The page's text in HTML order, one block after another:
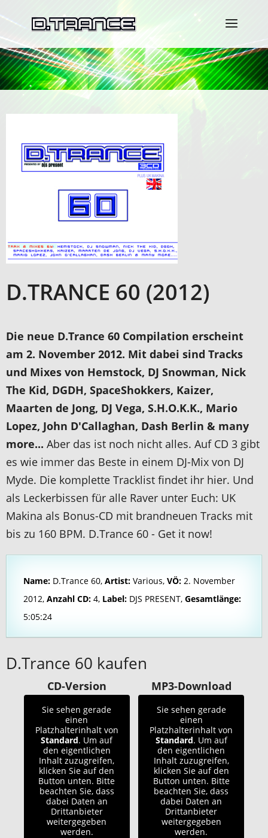
D.TRANCE 60 (2012)
Die neue D.Trance 60 Compilation erscheint
am 2. November 2012. Mit dabei sind Tracks
und Mixes von Hemstock, DJ Snowman, Nick
The Kid, DGDH, SpaceShokkers, Kaizer,
Maarten de Jong, DJ Vega, S.H.O.K.K., Mario
Lopez, John D'Callaghan, Dash Berlin & many
more... Aber das ist noch nicht alles. Auf CD 3 gibt
es wie immer das Beste in einem DJ-Mix von DJ
Myde. Die komplette Tracklist findet ihr hier. Und
als Leckerbissen für alle Raver unter Euch: UK
Makina als Bonus-CD mit brandneuen Tracks mit
bis zu 160 BPM. D.Trance 60 - Get it now!
Name: D.Trance 60, Artist: Various, VÖ: 2. November
2012, Anzahl CD: 4, Label: DJS PRESENT, Gesamtlänge:
5:05:24
D.Trance 60 kaufen
CD-Version
Sie sehen gerade
einen
Platzhalterinhalt von
Standard. Um auf
den eigentlichen
Inhalt zuzugreifen,
klicken Sie auf den
Button unten. Bitte
beachten Sie, dass
dabei Daten an
Drittanbieter
weitergegeben
werden.
MP3-Download
Sie sehen gerade
einen
Platzhalterinhalt von
Standard. Um auf
den eigentlichen
Inhalt zuzugreifen,
klicken Sie auf den
Button unten. Bitte
beachten Sie, dass
dabei Daten an
Drittanbieter
weitergegeben
werden.